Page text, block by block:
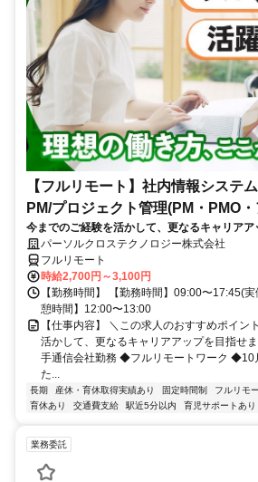
【フルリモート】社内情報システ
PM/プロジェクト管理(PM・PMO
シ)_N260774362
今までのご経験を活かして、更なるキャリア
かせる/大手通信会社勤務/フルリモートワーク/
パーソルクロステクノロジー株式会社
フルリモート
時給2,700円～3,100円
【勤務時間】 【勤務時間】09:00〜17:45(
憩時間】12:00〜13:00
【仕事内容】 ＼この求人のおすすめポイ
活かして、更なるキャリアアップを目指せ
手通信会社勤務 ◆フルリモートワーク ◆10
た...
長期 産休・育休取得実績あり 固定時間制 フルリモ
育休あり
交通費支給 駅近5分以内 育児サポートあり
業務委託